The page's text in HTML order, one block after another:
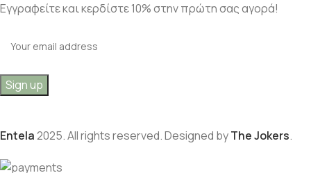
Εγγραφείτε και κερδίστε 10% στην πρώτη σας αγορά!
Entela2025. All rights reserved. Designed byThe Jokers.